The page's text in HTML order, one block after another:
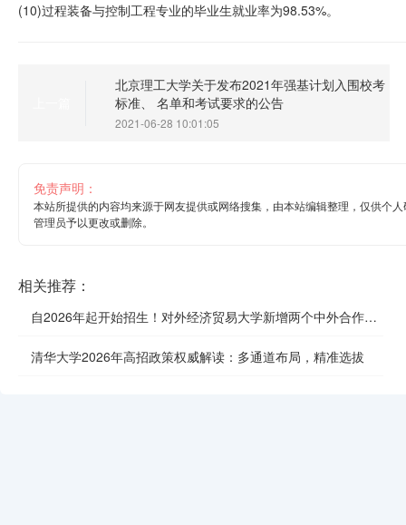
(10)过程装备与控制工程专业的毕业生就业率为98.53%。
北京理工大学关于发布2021年强基计划入围校考
标准、 名单和考试要求的公告
2021-06-28 10:01:05
免责声明：
本站所提供的内容均来源于网友提供或网络搜集，由本站编辑整理，仅供个
管理员予以更改或删除。
相关推荐：
自2026年起开始招生！对外经济贸易大学新增两个中外合作办
学项目
清华大学2026年高招政策权威解读：多通道布局，精准选拔